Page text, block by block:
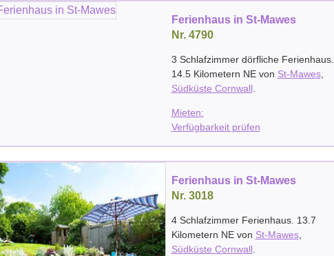
Ferienhaus in St-Mawes
Nr. 4790
3 Schlafzimmer dörfliche Ferienhaus.
14.5 Kilometern NE von St-Mawes,
Südküste Cornwall.
Mieten:
Verfügbarkeit prüfen
Ferienhaus in St-Mawes
Nr. 3018
4 Schlafzimmer Ferienhaus. 13.7
Kilometern NE von St-Mawes,
Südküste Cornwall.